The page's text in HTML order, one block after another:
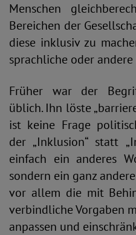
Menschen
Bereichen der
diese inklusiv zu
sprachliche oder
Früher war der
üblich. Ihn löste
ist keine Frage
der „Inklusion“ statt
einfach ein anderes
sondern ein ganz
vor allem die mit
verbindliche Vorgaben
anpassen und